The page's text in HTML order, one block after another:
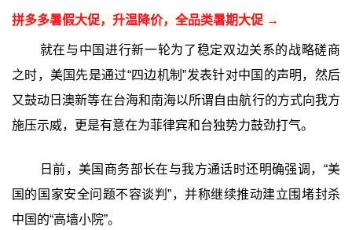
拼多多暑假大促，升温降价，全品类暑期大促 →
就在与中国进行新一轮为了稳定双边关系的战略磋商
之时，美国先是通过“四边机制”发表针对中国的声明，然后
又鼓动日澳新等在台海和南海以所谓自由航行的方式向我方
施压示威，更是有意在为菲律宾和台独势力鼓劲打气。
日前，美国商务部长在与我方通话时还明确强调，“美
国的国家安全问题不容谈判”，并称继续推动建立围堵封杀
中国的“高墙小院”。